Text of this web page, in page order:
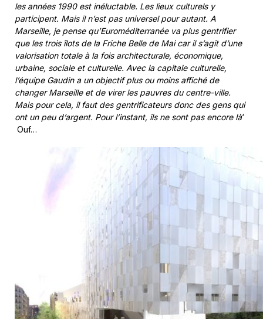
les années 1990 est inéluctable. Les lieux culturels y
participent. Mais il n’est pas universel pour autant. A
Marseille, je pense qu’Euroméditerranée va plus gentrifier
que les trois îlots de la Friche Belle de Mai car il s’agit d’une
valorisation totale à la fois architecturale, économique,
urbaine, sociale et culturelle. Avec la capitale culturelle,
l’équipe Gaudin a un objectif plus ou moins affiché de
changer Marseille et de virer les pauvres du centre-ville.
Mais pour cela, il faut des gentrificateurs donc des gens qui
ont un peu d’argent. Pour l’instant, ils ne sont pas encore là‘
Ouf…